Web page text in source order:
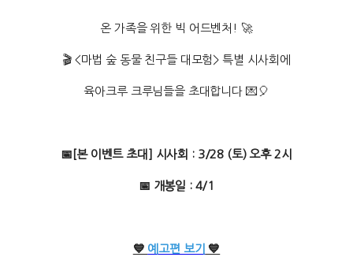
온 가족을 위한 빅 어드벤처! 🚀
🎬 <마법 숲 동물 친구들 대모험> 특별 시사회에
육아크루 크루님들을 초대합니다 💌🎈
📅[본 이벤트 초대] 시사회 : 3/28 (토) 오후 2시
📅 개봉일 : 4/1
💙 예고편 보기 💙